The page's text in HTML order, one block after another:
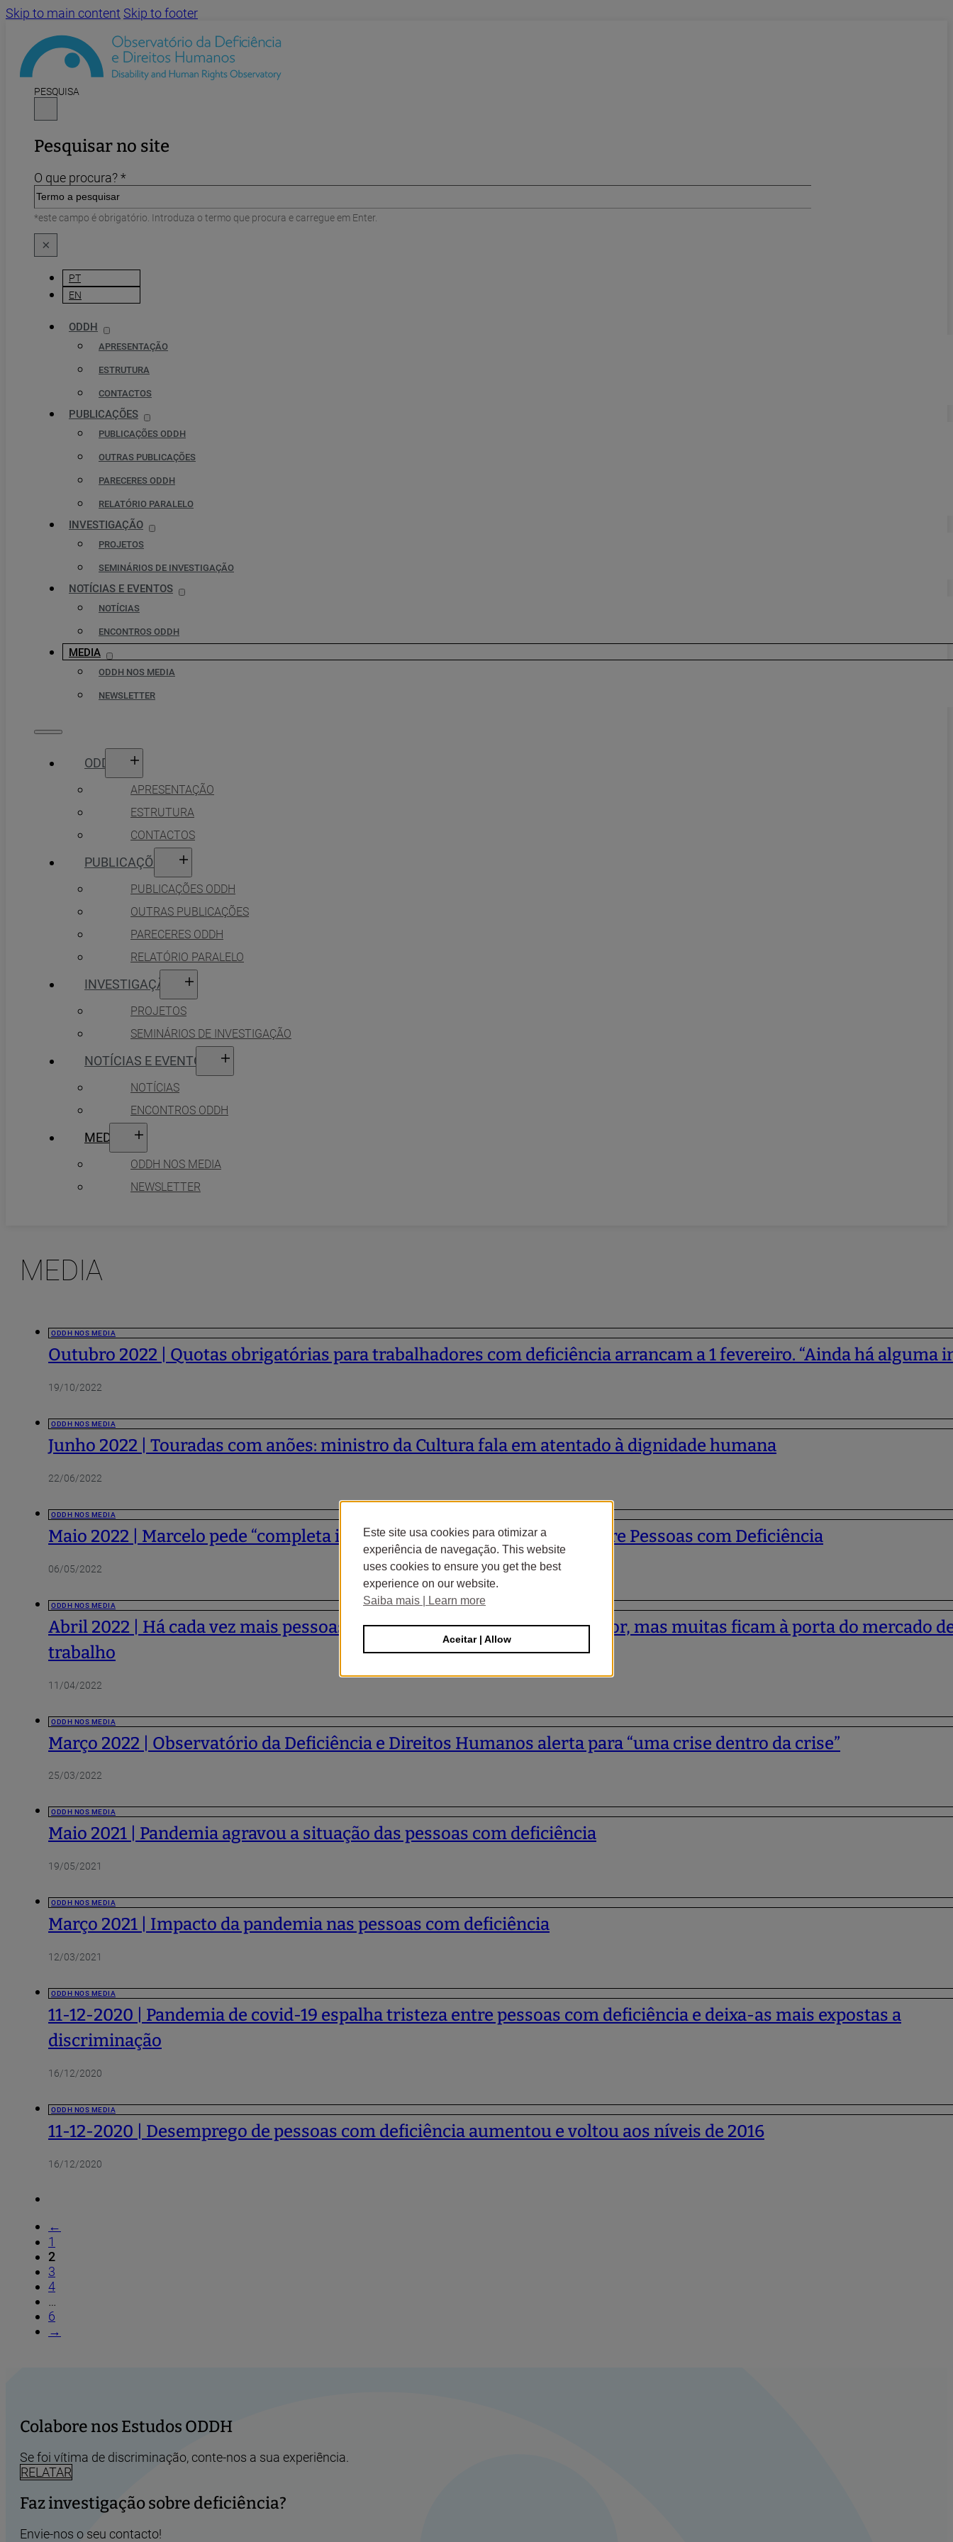
Skip to main content Skip to footer
PESQUISA
Pesquisar no site
O que procura? *
*este campo é obrigatório. Introduza o termo que procura e carregue em Enter.
×
PT
EN
ODDH
APRESENTAÇÃO
ESTRUTURA
CONTACTOS
PUBLICAÇÕES
PUBLICAÇÕES ODDH
OUTRAS PUBLICAÇÕES
PARECERES ODDH
RELATÓRIO PARALELO
INVESTIGAÇÃO
PROJETOS
SEMINÁRIOS DE INVESTIGAÇÃO
NOTÍCIAS E EVENTOS
NOTÍCIAS
ENCONTROS ODDH
MEDIA
ODDH NOS MEDIA
NEWSLETTER
ODDH
APRESENTAÇÃO
ESTRUTURA
CONTACTOS
PUBLICAÇÕES
PUBLICAÇÕES ODDH
OUTRAS PUBLICAÇÕES
PARECERES ODDH
RELATÓRIO PARALELO
INVESTIGAÇÃO
PROJETOS
SEMINÁRIOS DE INVESTIGAÇÃO
NOTÍCIAS E EVENTOS
NOTÍCIAS
ENCONTROS ODDH
MEDIA
ODDH NOS MEDIA
NEWSLETTER
MEDIA
ODDH NOS MEDIA
Outubro 2022 | Quotas obrigatórias para trabalhadores com deficiência arrancam a 1 fevereiro. “Ainda há alguma
19/10/2022
ODDH NOS MEDIA
Junho 2022 | Touradas com anões: ministro da Cultura fala em atentado à dignidade humana
22/06/2022
ODDH NOS MEDIA
Maio 2022 | Marcelo pede “completa implementação” de Convenção sobre Pessoas com Deficiência
06/05/2022
ODDH NOS MEDIA
Abril 2022 | Há cada vez mais pessoas com deficiência no ensino superior, mas muitas ficam à porta do mercado
trabalho
11/04/2022
ODDH NOS MEDIA
Março 2022 | Observatório da Deficiência e Direitos Humanos alerta para “uma crise dentro da crise”
25/03/2022
ODDH NOS MEDIA
Maio 2021 | Pandemia agravou a situação das pessoas com deficiência
19/05/2021
ODDH NOS MEDIA
Março 2021 | Impacto da pandemia nas pessoas com deficiência
12/03/2021
ODDH NOS MEDIA
11-12-2020 | Pandemia de covid-19 espalha tristeza entre pessoas com deficiência e deixa-as mais expostas a
discriminação
16/12/2020
ODDH NOS MEDIA
11-12-2020 | Desemprego de pessoas com deficiência aumentou e voltou aos níveis de 2016
16/12/2020
←
1
2
3
4
…
6
→
Colabore nos Estudos ODDH
Se foi vítima de discriminação, conte-nos a sua experiência.
RELATAR
Faz investigação sobre deficiência?
Envie-nos o seu contacto!
Este site usa cookies para otimizar a
experiência de navegação. This website
uses cookies to ensure you get the best
experience on our website.
Saiba mais | Learn more
Aceitar | Allow